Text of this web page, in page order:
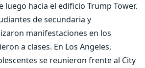
luego hacia el edificio Trump Tower.
de secundaria y
manifestaciones en los
a clases. En Los Angeles,
se reunieron frente al City